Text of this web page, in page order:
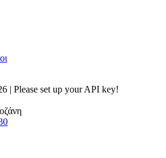
| Please set up your API key!